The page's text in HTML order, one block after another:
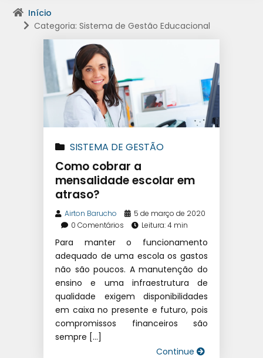
Início
Categoria: Sistema de Gestão Educacional
SISTEMA DE GESTÃO
EDUCACIONAL | SISTEMA DE
GESTÃO ESCOLAR |SOFTWARE
ESCOLAR
Como cobrar a
mensalidade escolar em
atraso?
Airton Barucho
5 de março de 2020
0 Comentários
Leitura: 4 min
Para manter o funcionamento
adequado de uma escola os gastos
não são poucos. A manutenção do
ensino e uma infraestrutura de
qualidade exigem disponibilidades
em caixa no presente e futuro, pois
compromissos financeiros são
sempre […]
Continue